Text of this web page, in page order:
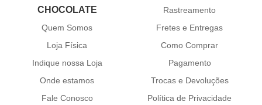
CHOCOLATE
Quem Somos
Loja Física
Indique nossa Loja
Onde estamos
Fale Conosco
Rastreamento
Fretes e Entregas
Como Comprar
Pagamento
Trocas e Devoluções
Política de Privacidade